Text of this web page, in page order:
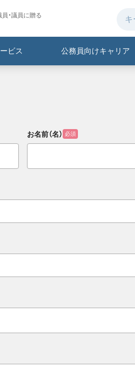
・議員に贈る
ビス 公務員向けキャリア
お名前（名） 必須